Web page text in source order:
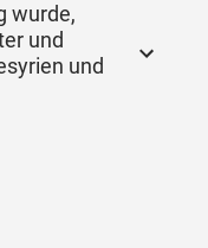
wurde,
und
und